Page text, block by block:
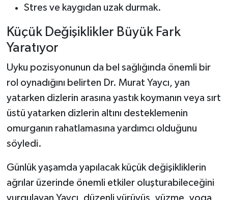
Stres ve kaygıdan uzak durmak.
Küçük Değişiklikler Büyük Fark
Yaratıyor
Uyku pozisyonunun da bel sağlığında önemli bir
rol oynadığını belirten Dr. Murat Yaycı, yan
yatarken dizlerin arasına yastık koymanın veya sırt
üstü yatarken dizlerin altını desteklemenin
omurganın rahatlamasına yardımcı olduğunu
söyledi.
Günlük yaşamda yapılacak küçük değişikliklerin
ağrılar üzerinde önemli etkiler oluşturabileceğini